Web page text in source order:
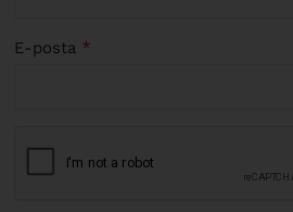
E-posta *